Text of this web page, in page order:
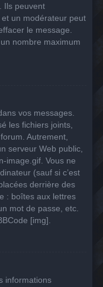
Ils peuvent
un modérateur peut
le message.
nombre maximum
vos messages.
les fichiers joints,
Autrement,
serveur Web public,
image.gif. Vous ne
(sauf si c’est
derrière des
: boîtes aux lettres
mot de passe, etc.
[img].
informations